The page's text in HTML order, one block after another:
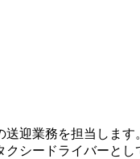
迎業務を担当します
シードライバーと